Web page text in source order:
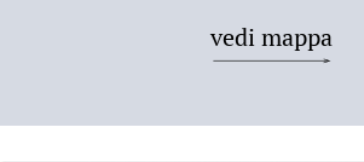
vedi mappa